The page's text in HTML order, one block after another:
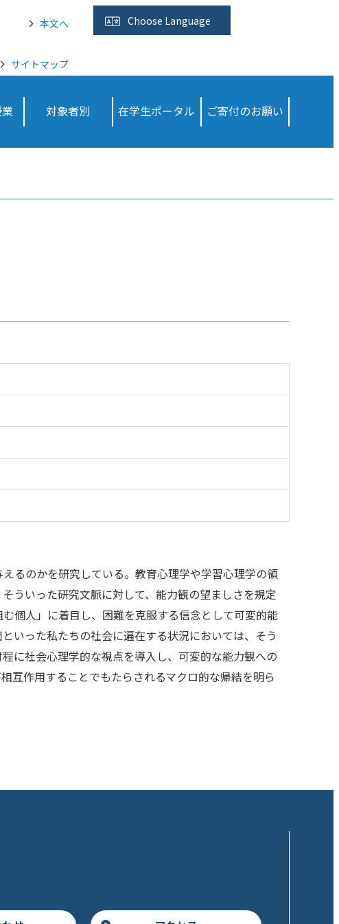
本文へ Choose Language
サイトマップ
対象者別 在学生ポータル ご寄付のお願い
るのかを研究している。教育心理学や学習心理学の領
ういった研究文脈に対して、能力観の望ましさを規定
個人」に着目し、困難を克服する信念として可変的能
いった私たちの社会に遍在する状況においては、そう
に社会心理学的な視点を導入し、可変的な能力観への
互作用することでもたらされるマクロ的な帰結を明ら